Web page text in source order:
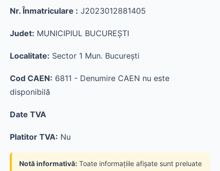
Nr. Înmatriculare : J2023012881405
Judet: MUNICIPIUL BUCUREŞTI
Localitate: Sector 1 Mun. Bucureşti
Cod CAEN: 6811 - Denumire CAEN nu este
disponibilă
Date TVA
Platitor TVA: Nu
Notă informativă: Toate informațiile afișate sunt preluate